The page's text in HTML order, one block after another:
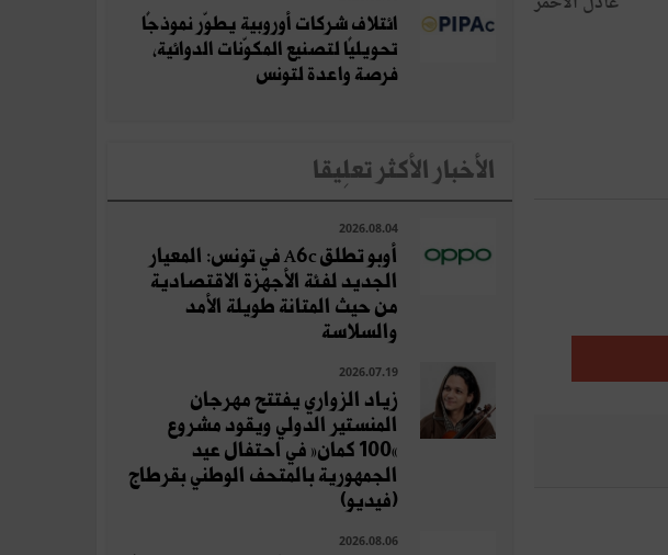
ائتلاف شركات أوروبية يطوّر نموذجًا
تحويليًا لتصنيع المكوّنات الدوائية،
فرصة واعدة لتونس
الأخبار الأكثر تعلِيقا
2026.08.04
أوبو تطلق A6c في تونس: المعيار
الجديد لفئة الأجهزة الاقتصادية
من حيث المتانة طويلة الأمد
والسلاسة
2026.07.19
زياد الزواري يفتتح مهرجان
المنستير الدولي ويقود مشروع
«100 كمان» في احتفال عيد
الجمهورية بالمتحف الوطني بقرطاج
(فيديو)
2026.08.06